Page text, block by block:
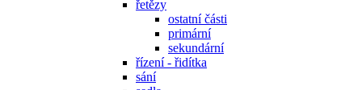
řetězy
ostatní části
primární
sekundární
řízení - řidítka
sání